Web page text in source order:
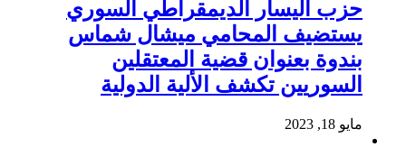
حزب اليسار الديمقراطي السوري
يستضيف المحامي ميشال شماس
بندوة بعنوان قضية المعتقلين
السوريين تكشف الألية الدولية
مايو 18, 2023